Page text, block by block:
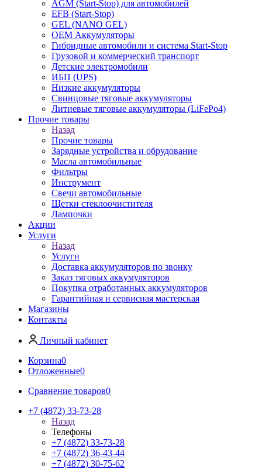
AGM (Start-Stop) для автомобилей
EFB (Start-Stop)
GEL (NANO GEL)
OEM Аккумуляторы
Гибридные автомобили и система Start-Stop
Грузовой и коммерческий транспорт
Детские электромобили
ИБП (UPS)
Низкие аккумуляторы
Свинцовые тяговые аккумуляторы
Литиевые тяговые аккумуляторы (LiFePo4)
Прочие товары
Назад
Прочие товары
Зарядные устройства и обрудование
Масла автомобильные
Фильтры
Инструмент
Свечи автомобильные
Щетки стеклоочистителя
Лампочки
Акции
Услуги
Назад
Услуги
Доставка аккумуляторов по звонку
Заказ тяговых аккумуляторов
Покупка отработанных аккумуляторов
Гарантийная и сервисная мастерская
Магазины
Контакты
Личный кабинет
Корзина0
Отложенные0
Сравнение товаров0
+7 (4872) 33-73-28
Назад
Телефоны
+7 (4872) 33-73-28
+7 (4872) 36-43-44
+7 (4872) 30-75-62